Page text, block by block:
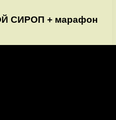
СИРОП + марафон